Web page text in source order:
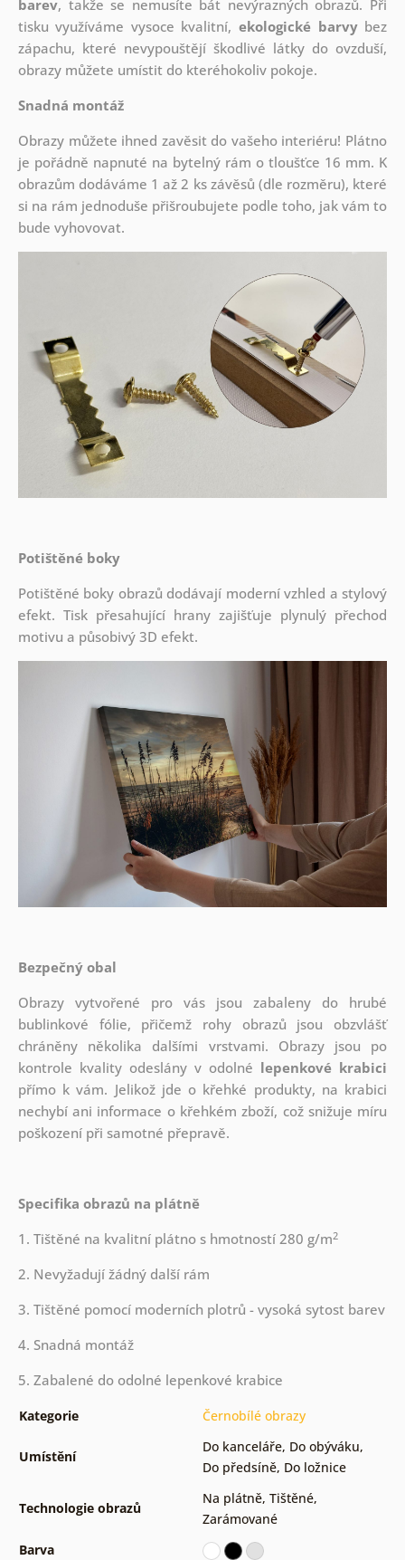
barev, takže se nemusíte bát nevýrazných obrazů. Při
tisku využíváme vysoce kvalitní,ekologické barvybez
zápachu, které nevypouštějí škodlivé látky do ovzduší,
obrazy můžete umístit do kteréhokoliv pokoje.
Snadná montáž
Obrazy můžete ihned zavěsit do vašeho interiéru! Plátno
je pořádně napnuté na bytelný rám o tloušťce 16 mm. K
obrazům dodáváme 1 až 2 ks závěsů (dle rozměru), které
si na rám jednoduše přišroubujete podle toho, jak vám to
bude vyhovovat.
Potištěné boky
Potištěné boky obrazů dodávají moderní vzhled a stylový
efekt. Tisk přesahující hrany zajišťuje plynulý přechod
motivu a působivý 3D efekt.
Bezpečný obal
Obrazy vytvořené pro vás jsou zabaleny do hrubé
bublinkové fólie, přičemž rohy obrazů jsou obzvlášť
chráněny několika dalšími vrstvami. Obrazy jsou po
kontrole kvality odeslány v odolné lepenkové krabici
přímo k vám. Jelikož jde o křehké produkty, na krabici
nechybí ani informace o křehkém zboží, což snižuje míru
poškození při samotné přepravě.
Specifika obrazů na plátně
1. Tištěné na kvalitní plátno s hmotností 280 g/m2
2. Nevyžadují žádný další rám
3. Tištěné pomocí moderních plotrů - vysoká sytost barev
4. Snadná montáž
5. Zabalené do odolné lepenkové krabice
Kategorie Černobílé obrazy
Umístění
Do kanceláře, Do obýváku,
Do předsíně, Do ložnice
Technologie obrazů
Na plátně, Tištěné,
Zarámované
Barva